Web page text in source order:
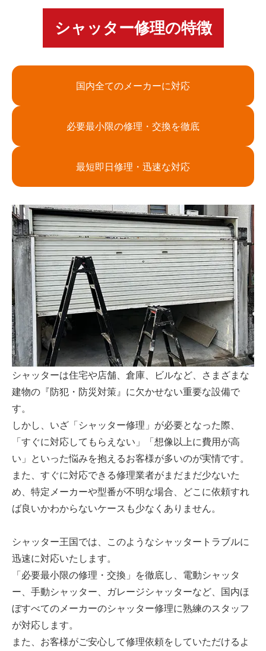
シャッター修理の特徴
国内全てのメーカーに対応
必要最小限の修理・交換を徹底
最短即日修理・迅速な対応
シャッターは住宅や店舗、倉庫、ビルなど、さまざまな
建物の『防犯・防災対策』に欠かせない重要な設備で
す。
しかし、いざ「シャッター修理」が必要となった際、
「すぐに対応してもらえない」「想像以上に費用が高
い」といった悩みを抱えるお客様が多いのが実情です。
また、すぐに対応できる修理業者がまだまだ少ないた
め、特定メーカーや型番が不明な場合、どこに依頼すれ
ば良いかわからないケースも少なくありません。
シャッター王国では、このようなシャッタートラブルに
迅速に対応いたします。
「必要最小限の修理・交換」を徹底し、電動シャッタ
ー、手動シャッター、ガレージシャッターなど、国内ほ
ぼすべてのメーカーのシャッター修理に熟練のスタッフ
が対応します。
また、お客様がご安心して修理依頼をしていただけるよ